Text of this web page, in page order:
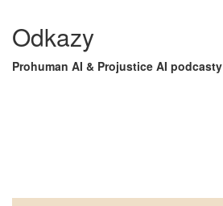
Odkazy
Prohuman AI & Projustice AI podcasty